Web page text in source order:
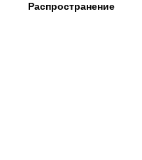
Распространение